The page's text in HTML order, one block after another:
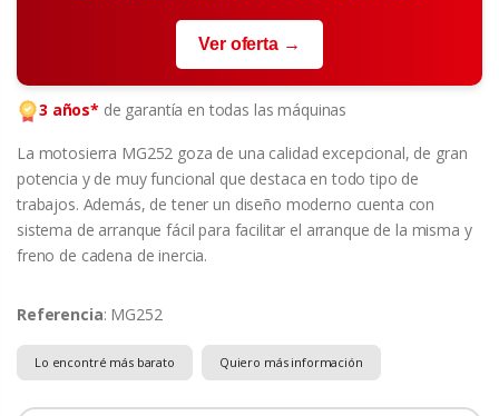
Ver oferta →
3 años* de garantía en todas las máquinas
La motosierra MG252 goza de una calidad excepcional, de gran
potencia y de muy funcional que destaca en todo tipo de
trabajos. Además, de tener un diseño moderno cuenta con
sistema de arranque fácil para facilitar el arranque de la misma y
freno de cadena de inercia.
Referencia: MG252
Lo encontré más barato Quiero más información